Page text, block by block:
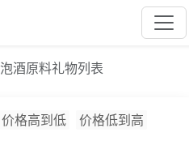
泡酒原料礼物列表
价格高到低 价格低到高